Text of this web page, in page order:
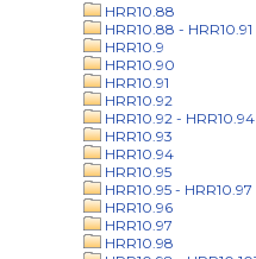
HRR10.88
HRR10.88 - HRR10.91
HRR10.9
HRR10.90
HRR10.91
HRR10.92
HRR10.92 - HRR10.94
HRR10.93
HRR10.94
HRR10.95
HRR10.95 - HRR10.97
HRR10.96
HRR10.97
HRR10.98